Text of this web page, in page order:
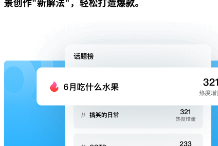
景创作"新解法"，轻松打造爆款。